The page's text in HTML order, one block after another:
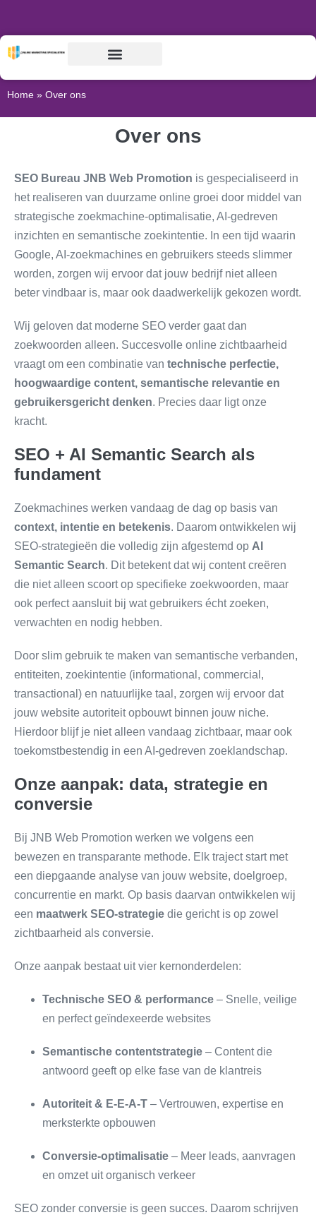
Home » Over ons
Over ons
SEO Bureau JNB Web Promotion is gespecialiseerd in
het realiseren van duurzame online groei door middel van
strategische zoekmachine-optimalisatie, AI-gedreven
inzichten en semantische zoekintentie. In een tijd waarin
Google, AI-zoekmachines en gebruikers steeds slimmer
worden, zorgen wij ervoor dat jouw bedrijf niet alleen
beter vindbaar is, maar ook daadwerkelijk gekozen wordt.
Wij geloven dat moderne SEO verder gaat dan
zoekwoorden alleen. Succesvolle online zichtbaarheid
vraagt om een combinatie van technische perfectie,
hoogwaardige content, semantische relevantie en
gebruikersgericht denken. Precies daar ligt onze
kracht.
SEO + AI Semantic Search als
fundament
Zoekmachines werken vandaag de dag op basis van
context, intentie en betekenis. Daarom ontwikkelen wij
SEO-strategieën die volledig zijn afgestemd op AI
Semantic Search. Dit betekent dat wij content creëren
die niet alleen scoort op specifieke zoekwoorden, maar
ook perfect aansluit bij wat gebruikers écht zoeken,
verwachten en nodig hebben.
Door slim gebruik te maken van semantische verbanden,
entiteiten, zoekintentie (informational, commercial,
transactional) en natuurlijke taal, zorgen wij ervoor dat
jouw website autoriteit opbouwt binnen jouw niche.
Hierdoor blijf je niet alleen vandaag zichtbaar, maar ook
toekomstbestendig in een AI-gedreven zoeklandschap.
Onze aanpak: data, strategie en
conversie
Bij JNB Web Promotion werken we volgens een
bewezen en transparante methode. Elk traject start met
een diepgaande analyse van jouw website, doelgroep,
concurrentie en markt. Op basis daarvan ontwikkelen wij
een maatwerk SEO-strategie die gericht is op zowel
zichtbaarheid als conversie.
Onze aanpak bestaat uit vier kernonderdelen:
Technische SEO & performance – Snelle, veilige
en perfect geïndexeerde websites
Semantische contentstrategie – Content die
antwoord geeft op elke fase van de klantreis
Autoriteit & E-E-A-T – Vertrouwen, expertise en
merksterkte opbouwen
Conversie-optimalisatie – Meer leads, aanvragen
en omzet uit organisch verkeer
SEO zonder conversie is geen succes. Daarom schrijven